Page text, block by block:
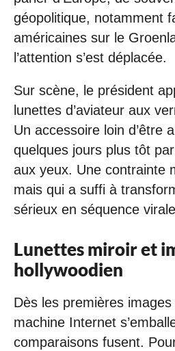
géopolitique, notamment
américaines sur le
l’attention s’est déplacée.
Sur scène, le président
lunettes d’aviateur aux
Un accessoire loin d’être
quelques jours plus tôt
aux yeux. Une contrainte
mais qui a suffi à
sérieux en séquence
Lunettes miroir et
hollywoodien
Dès les premières
machine Internet
comparaisons fusent.